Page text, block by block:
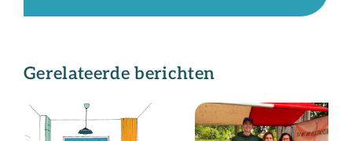
Gerelateerde berichten